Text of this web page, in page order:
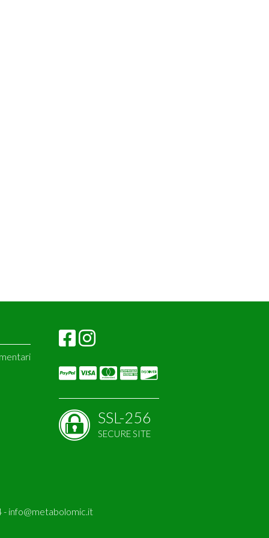
SSL-256
SECURE SITE
- info@metabolomic.it